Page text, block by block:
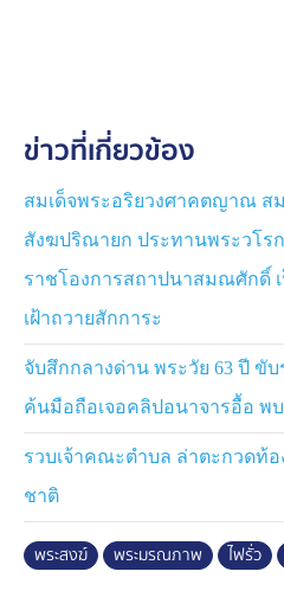
ข่าวที่เกี่ยวข้อง
สมเด็จพระอริยวงศาคตญาณ ส
สังฆปริณายก ประทานพระวโร
ราชโองการสถาปนาสมณศักดิ์
เฝ้าถวายสักการะ
จับสึกกลางด่าน พระวัย 63 ปี ขั
ค้นมือถือเจอคลิปอนาจารอื้อ พ
รวบเจ้าคณะตำบล ล่าตะกวดท้
ชาติ
พระสงฆ์ พระมรณภาพ ไฟรั่ว